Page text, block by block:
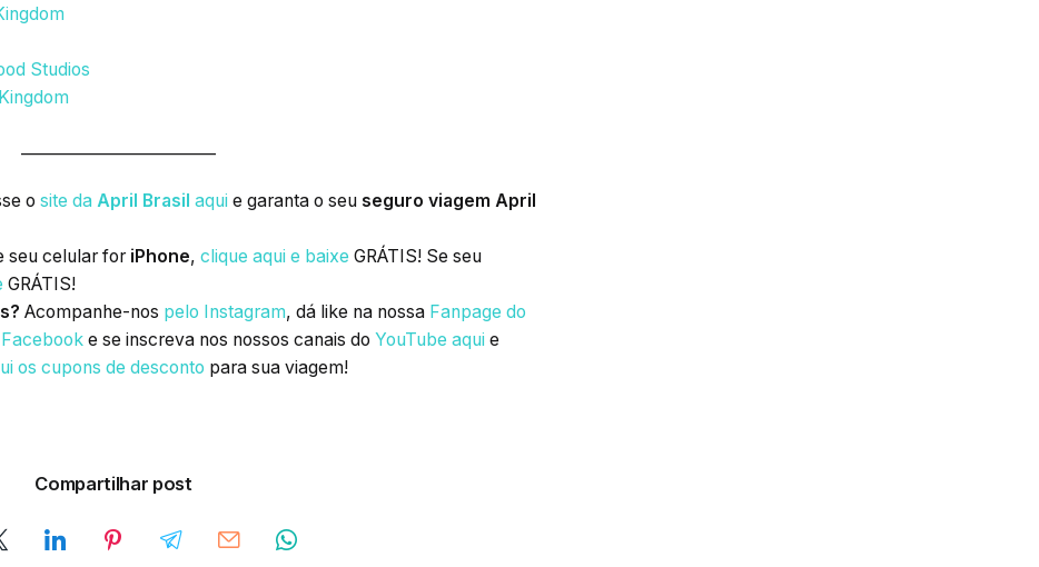
Studios
o site da April Brasil aqui e garanta o seu seguro viagem April
seu celular for iPhone, clique aqui e baixe GRÁTIS! Se seu
GRÁTIS!
Acompanhe-nos pelo Instagram, dá like na nossa Fanpage do
e se inscreva nos nossos canais do YouTube aqui e
os cupons de desconto para sua viagem!
Compartilhar post